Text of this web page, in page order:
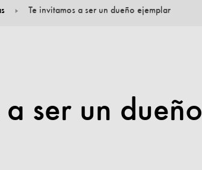
Te invitamos a ser un dueño ejemplar
a ser un dueño